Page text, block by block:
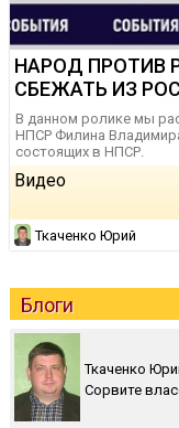
НАРОД ПРОТИВ
СБЕЖАТЬ ИЗ
В данном ролике мы
НПСР Филина
состоящих в НПСР.
Видео
Ткаченко Юрий
Блоги
Ткаченко
Сорвите